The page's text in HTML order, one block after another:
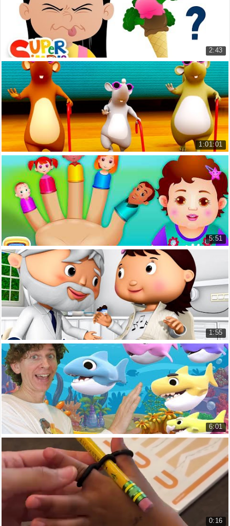
2:43
Bạn có thích kem bông cải xanh không?
Do You Like Broccoli Ice Cream? ...
12.244 lượt xem
1:01:01
Ba chú chuột mù - Tiếng Anh trẻ em
Three Blind Mice Nursery Rhymes...
8.522 lượt xem
5:51
Bài hát gia đình ngón tay
The Finger Family Song ChuChu T...
25.948 lượt xem
1:55
Bài hát đi Nha sĩ
Going To The Dentist Song Origi...
6.656 lượt xem
6:01
Baby Shark học và hát với Matt Bài hát Baby S...
Baby Shark Learn And Sing with M...
19.486 lượt xem
0:16